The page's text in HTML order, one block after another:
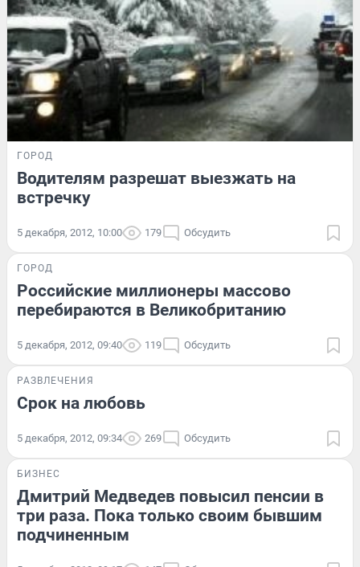
ГОРОД
Водителям разрешат выезжать на
встречку
5 декабря, 2012, 10:00 179 Обсудить
ГОРОД
Российские миллионеры массово
перебираются в Великобританию
5 декабря, 2012, 09:40 119 Обсудить
РАЗВЛЕЧЕНИЯ
Срок на любовь
5 декабря, 2012, 09:34 269 Обсудить
БИЗНЕС
Дмитрий Медведев повысил пенсии в
три раза. Пока только своим бывшим
подчиненным